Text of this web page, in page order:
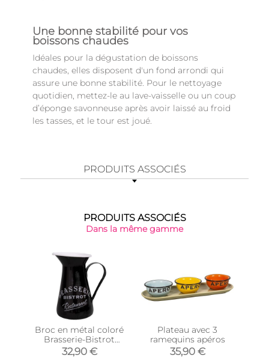
Une bonne stabilité pour vos
boissons chaudes
Idéales pour la dégustation de boissons
chaudes, elles disposent d'un fond arrondi qui
assure une bonne stabilité. Pour le nettoyage
quotidien, mettez-le au lave-vaisselle ou un coup
d’éponge savonneuse après avoir laissé au froid
les tasses, et le tour est joué.
PRODUITS ASSOCIÉS
PRODUITS ASSOCIÉS
Dans la même gamme
Broc en métal coloré
Brasserie-Bistrot
(Noir)
32,90 €
Plateau avec 3
ramequins apéros
35,90 €